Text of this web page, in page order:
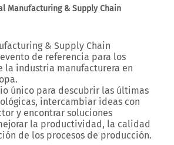
Manufacturing & Supply Chain
& Supply Chain
de referencia para los
la industria manufacturera en
único para descubrir las últimas
, intercambiar ideas con
y encontrar soluciones
la productividad, la calidad
de los procesos de producción.